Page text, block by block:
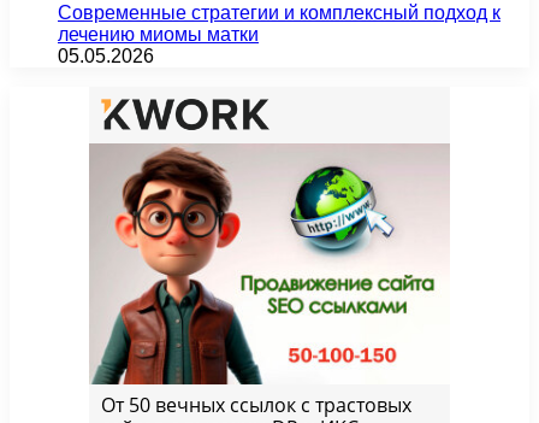
Современные стратегии и комплексный подход к
лечению миомы матки
05.05.2026